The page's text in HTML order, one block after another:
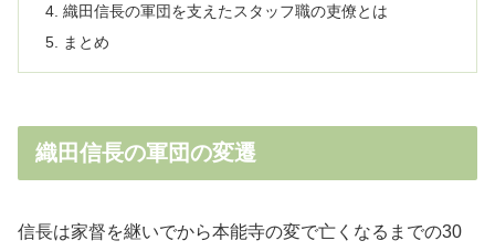
織田信長の軍団を支えたスタッフ職の吏僚とは
まとめ
織田信長の軍団の変遷
信長は家督を継いでから本能寺の変で亡くなるまでの30